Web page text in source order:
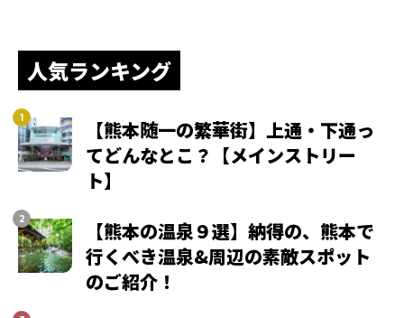
人気ランキング
【熊本随一の繁華街】上通・下通っ
てどんなとこ？【メインストリー
ト】
【熊本の温泉９選】納得の、熊本で
行くべき温泉&周辺の素敵スポット
のご紹介！